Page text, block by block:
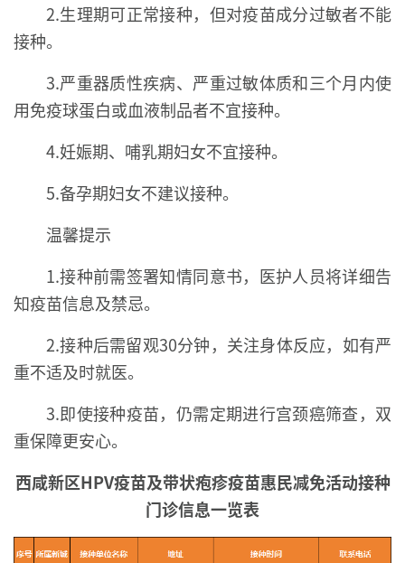
2.生理期可正常接种，但对疫苗成分过敏者不能
接种。
3.严重器质性疾病、严重过敏体质和三个月内使
用免疫球蛋白或血液制品者不宜接种。
4.妊娠期、哺乳期妇女不宜接种。
5.备孕期妇女不建议接种。
温馨提示
1.接种前需签署知情同意书，医护人员将详细告
知疫苗信息及禁忌。
2.接种后需留观30分钟，关注身体反应，如有严
重不适及时就医。
3.即使接种疫苗，仍需定期进行宫颈癌筛查，双
重保障更安心。
西咸新区HPV疫苗及带状疱疹疫苗惠民减免活动接种
门诊信息一览表